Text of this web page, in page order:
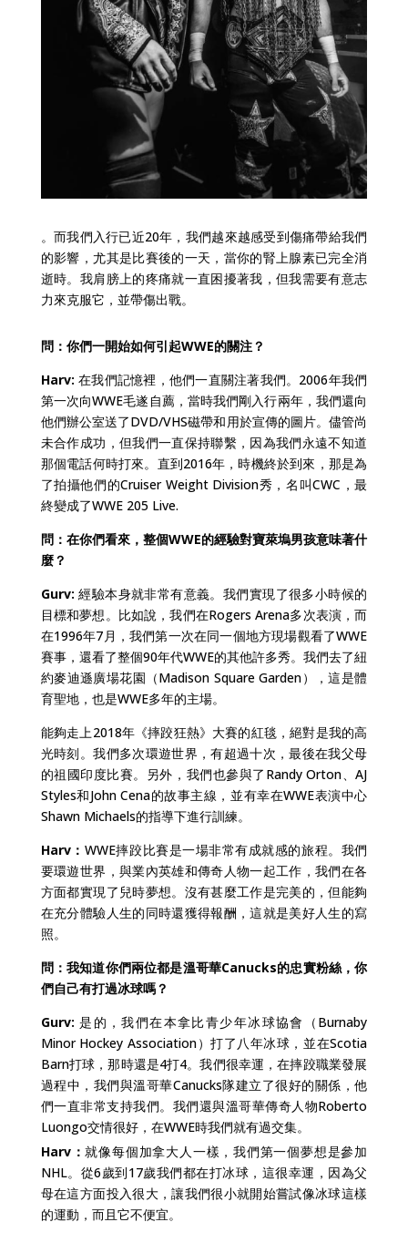
。而我們入行已近20年，我們越來越感受到傷痛帶給我們
的影響，尤其是比賽後的一天，當你的腎上腺素已完全消
逝時。我肩膀上的疼痛就一直困擾著我，但我需要有意志
力來克服它，並帶傷出戰。
問：你們一開始如何引起WWE的關注？
Harv: 在我們記憶裡，他們一直關注著我們。2006年我們
第一次向WWE毛遂自薦，當時我們剛入行兩年，我們還向
他們辦公室送了DVD/VHS磁帶和用於宣傳的圖片。儘管尚
未合作成功，但我們一直保持聯繫，因為我們永遠不知道
那個電話何時打來。直到2016年，時機終於到來，那是為
了拍攝他們的Cruiser Weight Division秀，名叫CWC，最
終變成了WWE 205 Live.
問：在你們看來，整個WWE的經驗對寶萊塢男孩意味著什
麼？
Gurv: 經驗本身就非常有意義。我們實現了很多小時候的
目標和夢想。比如說，我們在Rogers Arena多次表演，而
在1996年7月，我們第一次在同一個地方現場觀看了WWE
賽事，還看了整個90年代WWE的其他許多秀。我們去了紐
約麥迪遜廣場花園（Madison Square Garden），這是體
育聖地，也是WWE多年的主場。
能夠走上2018年《摔跤狂熱》大賽的紅毯，絕對是我的高
光時刻。我們多次環遊世界，有超過十次，最後在我父母
的祖國印度比賽。另外，我們也參與了Randy Orton、AJ
Styles和John Cena的故事主線，並有幸在WWE表演中心
Shawn Michaels的指導下進行訓練。
Harv： WWE摔跤比賽是一場非常有成就感的旅程。我們
要環遊世界，與業內英雄和傳奇人物一起工作，我們在各
方面都實現了兒時夢想。沒有甚麼工作是完美的，但能夠
在充分體驗人生的同時還獲得報酬，這就是美好人生的寫
照。
問：我知道你們兩位都是溫哥華Canucks的忠實粉絲，你
們自己有打過冰球嗎？
Gurv: 是的，我們在本拿比青少年冰球協會（Burnaby
Minor Hockey Association）打了八年冰球，並在Scotia
Barn打球，那時還是4打4。我們很幸運，在摔跤職業發展
過程中，我們與溫哥華Canucks隊建立了很好的關係，他
們一直非常支持我們。我們還與溫哥華傳奇人物Roberto
Luongo交情很好，在WWE時我們就有過交集。
Harv：就像每個加拿大人一樣，我們第一個夢想是參加
NHL。從6歲到17歲我們都在打冰球，這很幸運，因為父
母在這方面投入很大，讓我們很小就開始嘗試像冰球這樣
的運動，而且它不便宜。